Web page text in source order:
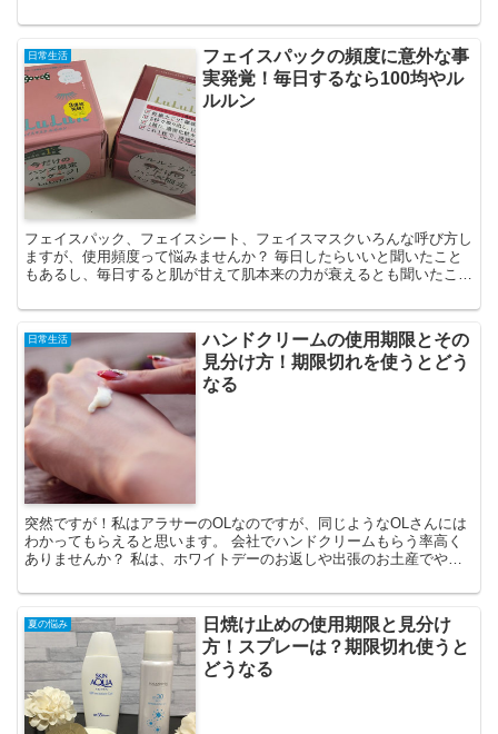
日常生活
フェイスパックの頻度に意外な事
実発覚！毎日するなら100均やル
ルルン
フェイスパック、フェイスシート、フェイスマスクいろんな呼び方し
ますが、使用頻度って悩みませんか？ 毎日したらいいと聞いたこと
もあるし、毎日すると肌が甘えて肌本来の力が衰えるとも聞いたこと
日常生活
ハンドクリームの使用期限とその
見分け方！期限切れを使うとどう
なる
突然ですが！私はアラサーのOLなのですが、同じようなOLさんには
わかってもらえると思います。 会社でハンドクリームもらう率高く
ありませんか？ 私は、ホワイトデーのお返しや出張のお土産でやた
夏の悩み
日焼け止めの使用期限と見分け
方！スプレーは？期限切れ使うと
どうなる